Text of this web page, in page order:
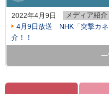
2022年4月9日
メディア紹介
4月9日放送 NHK「突撃カネ
介！！